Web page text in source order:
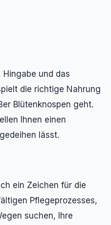
und das
die richtige Nahrung
Blütenknospen geht.
Ihnen einen
lässt.
ein Zeichen für die
Pflegeprozesses,
suchen, Ihre